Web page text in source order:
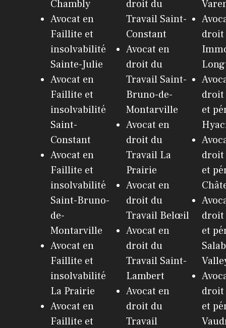
Chambly
Avocat en
Faillite et
insolvabilité
Sainte-Julie
Avocat en
Faillite et
insolvabilité
Saint-
Constant
Avocat en
Faillite et
insolvabilité
Saint-Bruno-
de-
Montarville
Avocat en
Faillite et
insolvabilité
La Prairie
Avocat en
Faillite et
droit du
Travail Saint-
Constant
Avocat en
droit du
Travail Saint-
Bruno-de-
Montarville
Avocat en
droit du
Travail La
Prairie
Avocat en
droit du
Travail Belœil
Avocat en
droit du
Travail Saint-
Lambert
Avocat en
droit du
Travail
droit
et
et
et
et